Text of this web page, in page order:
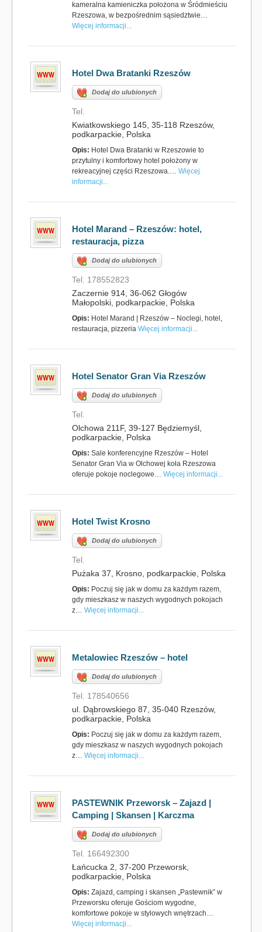
kameralna kamieniczka położona w Śródmieściu
Rzeszowa, w bezpośrednim sąsiedztwie…
Więcej informacji...
Hotel Dwa Bratanki Rzeszów
Dodaj do ulubionych
Tel.
Kwiatkowskiego 145, 35-118 Rzeszów,
podkarpackie, Polska
Opis: Hotel Dwa Bratanki w Rzeszowie to
przytulny i komfortowy hotel położony w
rekreacyjnej części Rzeszowa.… Więcej
informacji...
Hotel Marand – Rzeszów: hotel,
restauracja, pizza
Dodaj do ulubionych
Tel. 178552823
Zaczernie 914, 36-062 Głogów
Małopolski, podkarpackie, Polska
Opis: Hotel Marand | Rzeszów – Noclegi, hotel,
restauracja, pizzeria Więcej informacji...
Hotel Senator Gran Via Rzeszów
Dodaj do ulubionych
Tel.
Olchowa 211F, 39-127 Będziemyśl,
podkarpackie, Polska
Opis: Sale konferencyjne Rzeszów – Hotel
Senator Gran Via w Olchowej koła Rzeszowa
oferuje pokoje noclegowe… Więcej informacji...
Hotel Twist Krosno
Dodaj do ulubionych
Tel.
Pużaka 37, Krosno, podkarpackie, Polska
Opis: Poczuj się jak w domu za każdym razem,
gdy mieszkasz w naszych wygodnych pokojach
z… Więcej informacji...
Metalowiec Rzeszów – hotel
Dodaj do ulubionych
Tel. 178540656
ul. Dąbrowskiego 87, 35-040 Rzeszów,
podkarpackie, Polska
Opis: Poczuj się jak w domu za każdym razem,
gdy mieszkasz w naszych wygodnych pokojach
z… Więcej informacji...
PASTEWNIK Przeworsk – Zajazd |
Camping | Skansen | Karczma
Dodaj do ulubionych
Tel. 166492300
Łańcucka 2, 37-200 Przeworsk,
podkarpackie, Polska
Opis: Zajazd, camping i skansen „Pastewnik” w
Przeworsku oferuje Gościom wygodne,
komfortowe pokoje w stylowych wnętrzach…
Więcej informacji...